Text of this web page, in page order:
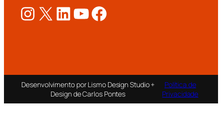
Instagram X LinkedIn Youtube Facebook
Desenvolvimento por Lismo Design Studio +
Design de Carlos Pontes
Política de
Privacidade